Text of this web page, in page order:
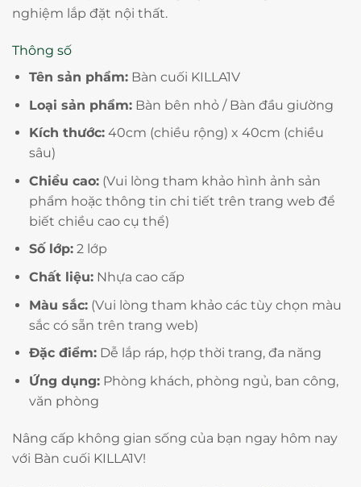
nghiệm lắp đặt nội thất.
Thông số
Tên sản phẩm:Bàn cuối KILLA1V
Loại sản phẩm:Bàn bên nhỏ / Bàn đầu giường
Kích thước:40cm (chiều rộng) x 40cm (chiều
sâu)
Chiều cao:(Vui lòng tham khảo hình ảnh sản
phẩm hoặc thông tin chi tiết trên trang web để
biết chiều cao cụ thể)
Số lớp:2 lớp
Chất liệu:Nhựa cao cấp
Màu sắc:(Vui lòng tham khảo các tùy chọn màu
sắc có sẵn trên trang web)
Đặc điểm:Dễ lắp ráp, hợp thời trang, đa năng
Ứng dụng:Phòng khách, phòng ngủ, ban công,
văn phòng
Nâng cấp không gian sống của bạn ngay hôm nay
với Bàn cuối KILLA1V!